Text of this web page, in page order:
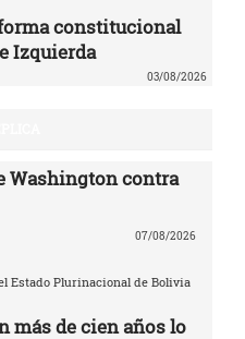
constitucional
Izquierda
03/08/2026
Washington contra
07/08/2026
Estado Plurinacional de Bolivia
más de cien años lo